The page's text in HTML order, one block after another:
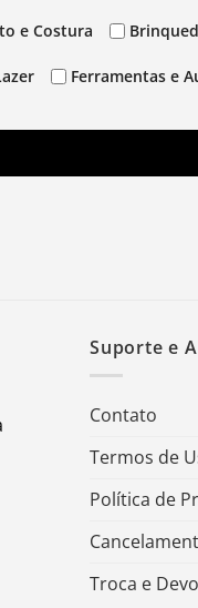
e Costura
Ferramentas e
Suporte e
Contato
Termos de
Política de
Troca e